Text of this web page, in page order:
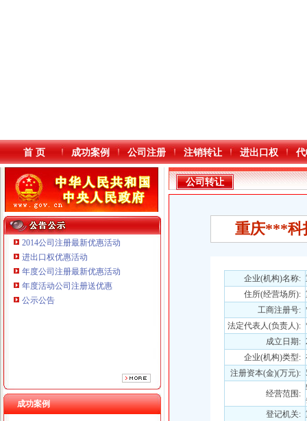
本站导航
首 页 成功案例 公司注册 注销转让 进出口权
2014公司注册最新优惠活动
进出口权优惠活动
年度公司注册最新优惠活动
年度活动公司注册送优惠
公示公告
成功案例
重庆鸽牌电线电缆有限公司 渝北10010万 (进出口权)
重庆奎颜尼商贸有限公司 渝中100万 （工商注册）
重庆慧风涂装材料有限公司 渝高10万 （工商注册）
重庆欧氏科技发展有限公司 渝九50万 （进出口权）
重庆盛旗投资咨询有限公司 渝中10万 （工商注册）
公司转让
重庆***科
企业(机构)名称:
住所(经营场所):
工商注册号:
法定代表人(负责人):
成立日期:
企业(机构)类型:
注册资本(金)(万元):
经营范围:
登记机关: